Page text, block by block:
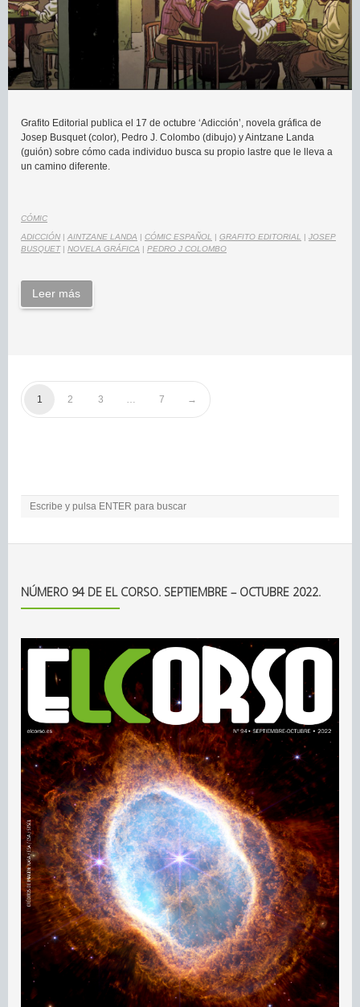
Grafito Editorial publica el 17 de octubre ‘Adicción’, novela gráfica de
Josep Busquet (color), Pedro J. Colombo (dibujo) y Aintzane Landa
(guión) sobre cómo cada individuo busca su propio lastre que le lleva a
un camino diferente.
CÓMIC
ADICCIÓN AINTZANE LANDA CÓMIC ESPAÑOL GRAFITO EDITORIAL
JOSEP
BUSQUET| NOVELA GRÁFICA PEDRO J COLOMBO
Leer más
1 2 3 … 7
NÚMERO 94 DE EL CORSO. SEPTIEMBRE – OCTUBRE 2022.